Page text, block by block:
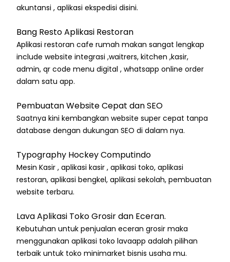
akuntansi , aplikasi ekspedisi disini.
Bang Resto Aplikasi Restoran
Aplikasi restoran cafe rumah makan sangat lengkap
include website integrasi ,waitrers, kitchen ,kasir,
admin, qr code menu digital , whatsapp online order
dalam satu app.
Pembuatan Website Cepat dan SEO
Saatnya kini kembangkan website super cepat tanpa
database dengan dukungan SEO di dalam nya.
Typography Hockey Computindo
Mesin Kasir , aplikasi kasir , aplikasi toko, aplikasi
restoran, aplikasi bengkel, aplikasi sekolah, pembuatan
website terbaru.
Lava Aplikasi Toko Grosir dan Eceran.
Kebutuhan untuk penjualan eceran grosir maka
menggunakan aplikasi toko lavaapp adalah pilihan
terbaik untuk toko minimarket bisnis usaha mu.